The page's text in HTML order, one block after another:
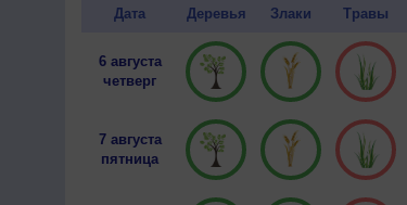
Дата Деревья Злаки Травы
6 августа
четверг
7 августа
пятница